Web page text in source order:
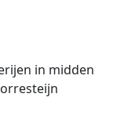
in midden